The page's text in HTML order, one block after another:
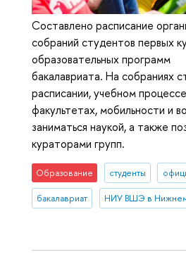
Составлено расписание
собраний студентов первых
образовательных программ
бакалавриата. На собраниях
расписании, учебном
факультетах, мобильности и
заниматься наукой, а также
кураторами групп.
Образование студенты
бакалавриат НИУ ВШЭ в